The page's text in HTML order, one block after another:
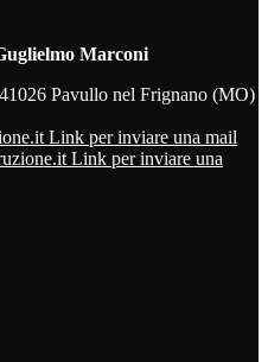
Marconi
Pavullo nel Frignano (MO)
Link per inviare una mail
Link per inviare una